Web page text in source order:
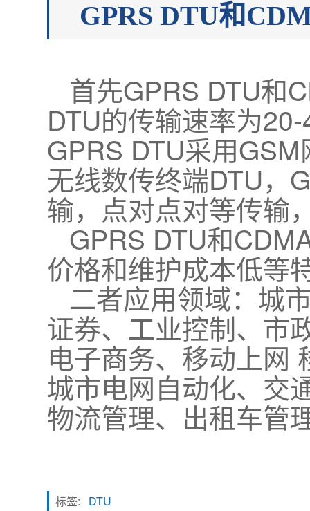
GPRS DTU和
首先GPRS DTU和
DTU的传输速率为
GPRS DTU采用
无线数传终端DTU，
输，点对点对等传输
GPRS DTU和
价格和维护成本低等
二者应用领域：城
证券、工业控制、市
电子商务、移动上网
城市电网自动化、交
物流管理、出租车管
标签: DTU